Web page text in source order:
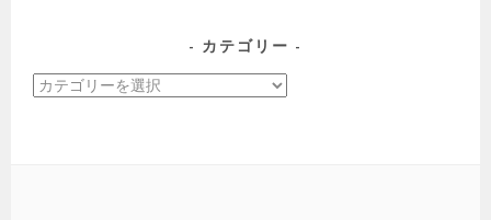
ブ
カテゴリー
カ